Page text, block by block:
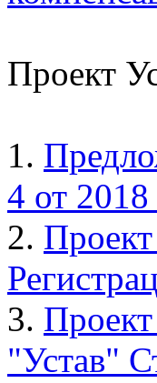
Проект
1.
4 от
2.
3.
"Устав"